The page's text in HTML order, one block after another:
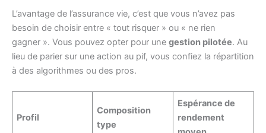
L’avantage de l’assurance vie, c’est que vous n’avez pas
besoin de choisir entre « tout risquer » ou « ne rien
gagner ». Vous pouvez opter pour une gestion pilotée. Au
lieu de parier sur une action au pif, vous confiez la répartition
à des algorithmes ou des pros.
Profil
Composition
type
Espérance de
rendement